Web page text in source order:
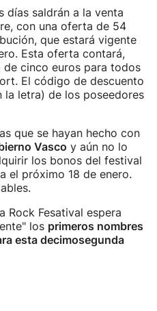
días saldrán a la venta
con una oferta de 54
que estará vigente
Esta oferta contará,
de cinco euros para todos
El código de descuento
la letra) de los poseedores
que se hayan hecho con
Vasco y aún no lo
los bonos del festival
el próximo 18 de enero.
Rock Fesatival espera
los primeros nombres
esta decimosegunda